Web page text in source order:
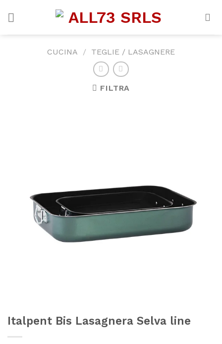
CUCINA / TEGLIE / LASAGNERE
FILTRA
Italpent Bis Lasagnera Selva line